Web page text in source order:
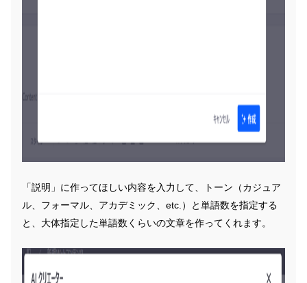
「説明」に作ってほしい内容を入力して、トーン（カジュア
ル、フォーマル、アカデミック、etc.）と単語数を指定する
と、大体指定した単語数くらいの文章を作ってくれます。